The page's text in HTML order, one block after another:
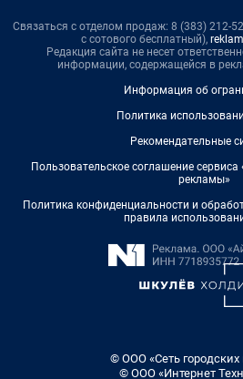
Связаться с отделом продаж: 8 (383) 212-
с сотового бесплатный),
Редакция сайта не несет
информации, содержащейся в
Информация об
Политика
Рекомендательные
Пользовательское соглашение
рекламы»
Политика конфиденциальности и
правила
© ООО «Сеть городских
© ООО «Интернет